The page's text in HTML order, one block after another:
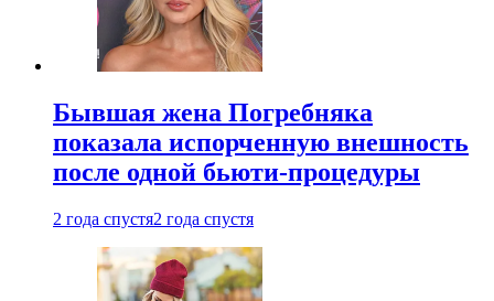
Бывшая жена Погребняка
показала испорченную внешность
после одной бьюти-процедуры
2 года спустя2 года спустя